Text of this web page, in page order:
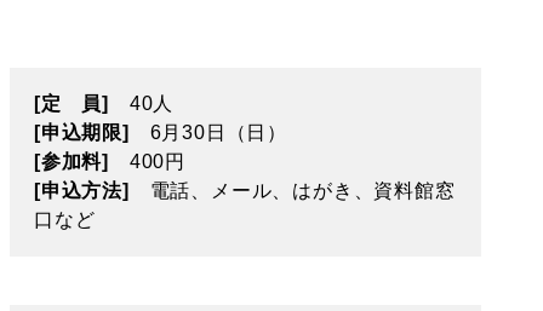
[定 員] 40人
[申込期限] 6月30日（日）
[参加料] 400円
[申込方法] 電話、メール、はがき、資料館窓
口など